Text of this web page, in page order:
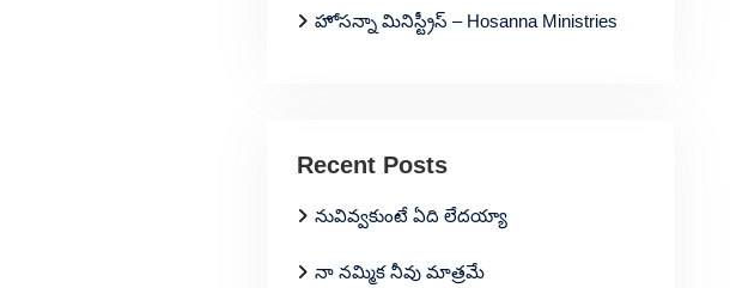
హోసన్నా మినిస్ట్రీస్ – Hosanna Ministries
Recent Posts
నువివ్వకుంటే ఏది లేదయ్యా
నా నమ్మిక నీవు మాత్రమే